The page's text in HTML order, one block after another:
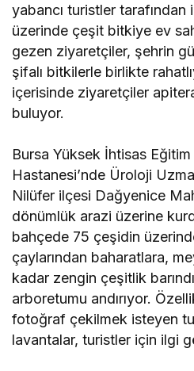
yabancı turistler tarafından
üzerinde çeşit bitkiye ev
gezen ziyaretçiler, şehrin
şifalı bitkilerle birlikte
içerisinde ziyaretçiler
buluyor.
Bursa Yüksek İhtisas Eğitim
Hastanesi’nde Üroloji
Nilüfer ilçesi Dağyenice
dönümlük arazi üzerine
bahçede 75 çeşidin
çaylarından baharatlara,
kadar zengin çeşitlik
arboretumu andırıyor.
fotoğraf çekilmek isteyen
lavantalar, turistler için ilgi